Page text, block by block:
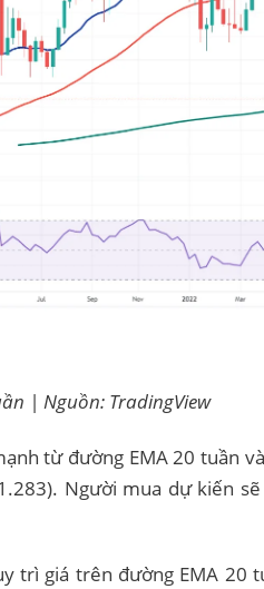
| Nguồn: TradingView
từ đường EMA 20 tuần
Người mua dự kiến
trì giá trên đường EMA 20